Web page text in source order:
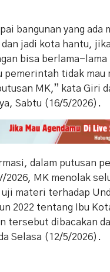
bangunan yang ada
jadi kota hantu,
bisa berlama-lama
pemerintah tidak mau
MK,” kata Giri
Sabtu (16/5/2026).
dalam putusan
2026, MK menolak
materi terhadap
2022 tentang Ibu
tersebut dibacakan
Selasa (12/5/2026).